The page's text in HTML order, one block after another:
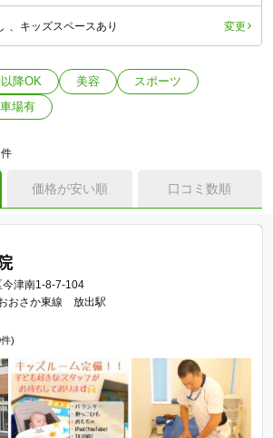
キッズスペースあり 変更
降OK 美容
スポーツ
場有
件
価格が安い順 口コミ数順
今津南1-8-7-104
おさか東線 放出駅
)
りを見た」